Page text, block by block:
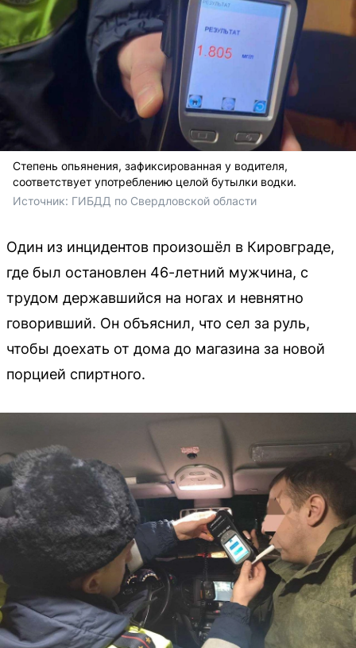
Степень опьянения, зафиксированная у водителя,
соответствует употреблению целой бутылки водки.
Источник: ГИБДД по Свердловской области
Один из инцидентов произошёл в Кировграде,
где был остановлен 46-летний мужчина, с
трудом державшийся на ногах и невнятно
говоривший. Он объяснил, что сел за руль,
чтобы доехать от дома до магазина за новой
порцией спиртного.